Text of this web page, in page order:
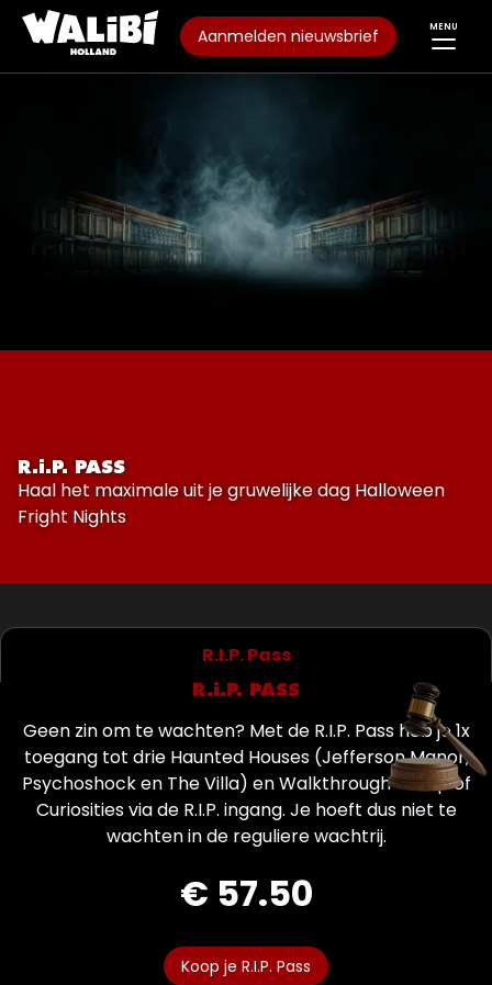
Aanmelden nieuwsbrief MENU
R.I.P. PASS
Haal het maximale uit je gruwelijke dag Halloween
Fright Nights
R.I.P. Pass
R.I.P. PASS
Geen zin om te wachten? Met de R.I.P. Pass heb je 1x
toegang tot drie Haunted Houses (Jefferson Manor,
Psychoshock en The Villa) en Walkthrough Camp of
Curiosities via de R.I.P. ingang. Je hoeft dus niet te
wachten in de reguliere wachtrij.
€ 57.50
Koop je R.I.P. Pass